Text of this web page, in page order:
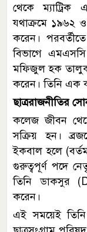
থেকে
যথাক্রমে ১৯৬২
করেন। পরবর্তীতে
বিভাগে
মফিজুল হক
করেন। তিনি এক
ছাত্ররাজনীতির
কলেজ জীবন
সক্রিয় হন।
ইকবাল হলে
গুরুত্বপূর্ণ পদে
তিনি ডাকসুর
করেন।
এই সময়েই তিনি